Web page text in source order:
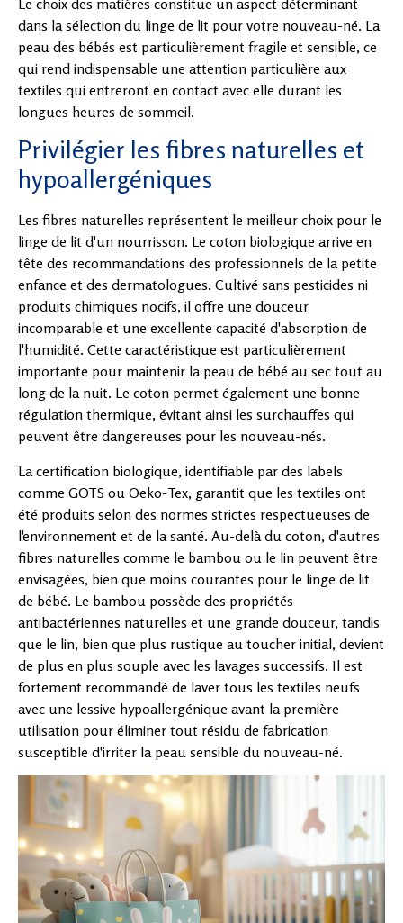
Le choix des matières constitue un aspect déterminant
dans la sélection du linge de lit pour votre nouveau-né. La
peau des bébés est particulièrement fragile et sensible, ce
qui rend indispensable une attention particulière aux
textiles qui entreront en contact avec elle durant les
longues heures de sommeil.
Privilégier les fibres naturelles et
hypoallergéniques
Les fibres naturelles représentent le meilleur choix pour le
linge de lit d'un nourrisson. Le coton biologique arrive en
tête des recommandations des professionnels de la petite
enfance et des dermatologues. Cultivé sans pesticides ni
produits chimiques nocifs, il offre une douceur
incomparable et une excellente capacité d'absorption de
l'humidité. Cette caractéristique est particulièrement
importante pour maintenir la peau de bébé au sec tout au
long de la nuit. Le coton permet également une bonne
régulation thermique, évitant ainsi les surchauffes qui
peuvent être dangereuses pour les nouveau-nés.
La certification biologique, identifiable par des labels
comme GOTS ou Oeko-Tex, garantit que les textiles ont
été produits selon des normes strictes respectueuses de
l'environnement et de la santé. Au-delà du coton, d'autres
fibres naturelles comme le bambou ou le lin peuvent être
envisagées, bien que moins courantes pour le linge de lit
de bébé. Le bambou possède des propriétés
antibactériennes naturelles et une grande douceur, tandis
que le lin, bien que plus rustique au toucher initial, devient
de plus en plus souple avec les lavages successifs. Il est
fortement recommandé de laver tous les textiles neufs
avec une lessive hypoallergénique avant la première
utilisation pour éliminer tout résidu de fabrication
susceptible d'irriter la peau sensible du nouveau-né.